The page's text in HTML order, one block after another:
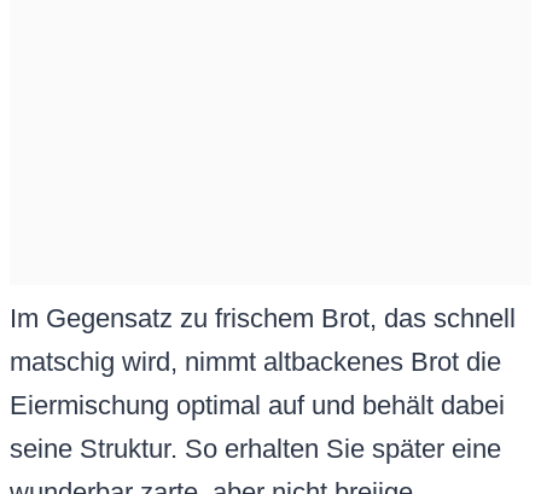
Im Gegensatz zu frischem Brot, das schnell
matschig wird, nimmt altbackenes Brot die
Eiermischung optimal auf und behält dabei
seine Struktur. So erhalten Sie später eine